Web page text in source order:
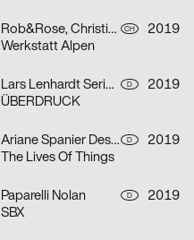
Rob&Rose, Christian Spirig CH
2019
Werkstatt Alpen
Lars Lenhardt Serigrafie & Siebdruck D
2019
ÜBERDRUCK
Ariane Spanier Design D
2019
The Lives Of Things
Paparelli Nolan D
2019
SBX